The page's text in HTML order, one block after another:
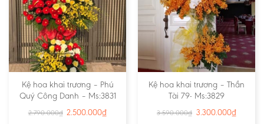
Kệ hoa khai trương – Phú
Quý Công Danh – Ms:3831
2.790.000₫ 2.500.000₫
Kệ hoa khai trương – Thần
Tài 79- Ms:3829
3.590.000₫ 3.300.000₫